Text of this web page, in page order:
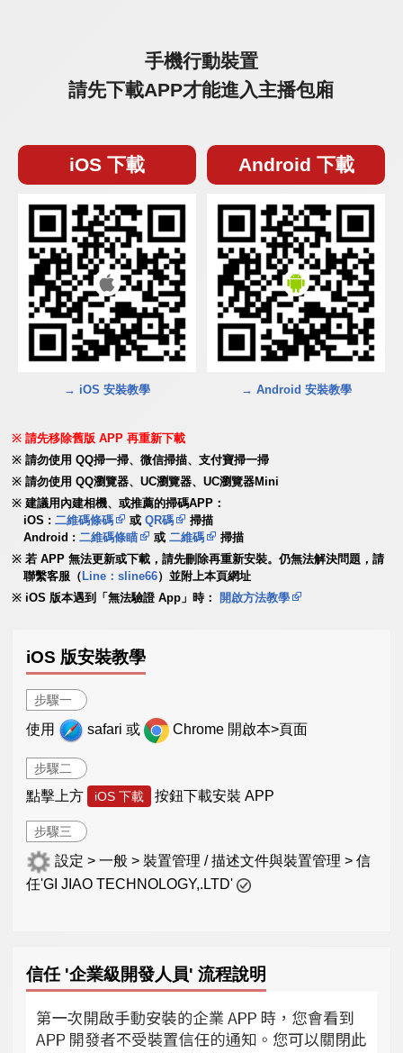
手機行動裝置
請先下載APP才能進入主播包廂
iOS 下載
→ iOS 安裝教學
Android 下載
→ Android 安裝教學
請先移除舊版 APP 再重新下載
請勿使用 QQ掃一掃、微信掃描、支付寶掃一掃
請勿使用 QQ瀏覽器、UC瀏覽器、UC瀏覽器Mini
建議用內建相機、或推薦的掃碼APP：
iOS :二維碼條碼 或QR碼
掃描
Android :二維碼條瞄 或二維碼
掃描
若 APP 無法更新或下載，請先刪除再重新安裝。仍無法解決問題，請
聯繫客服（ Line：sline66）並附上本頁網址
iOS 版本遇到「無法驗證 App」時：
開啟方法教學
iOS 版安裝教學
步驟一
使用 safari 或 Chrome 開啟本>頁面
步驟二
點擊上方 iOS 下載 按鈕下載安裝 APP
步驟三
設定 > 一般 > 裝置管理 / 描述文件與裝置管理 > 信
任'GI JIAO TECHNOLOGY,.LTD'
信任 '企業級開發人員' 流程說明